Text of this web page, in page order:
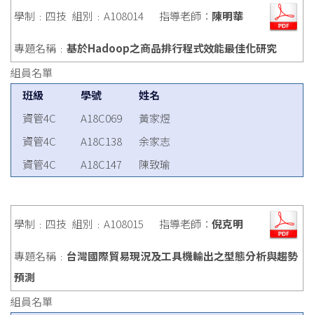
學制﹕四技 組別﹕A108014 指導老師： 陳明華
專題名稱﹕ 基於Hadoop之商品排行程式效能最佳化研究
組員名單
班級
學號
姓名
資管4C
A18C069
黃家煜
資管4C
A18C138
余家志
資管4C
A18C147 陳致瑜
學制﹕四技 組別﹕A108015 指導老師： 倪克明
專題名稱﹕ 台灣國際貿易現況及工具機輸出之型態分析與趨勢
預測
組員名單